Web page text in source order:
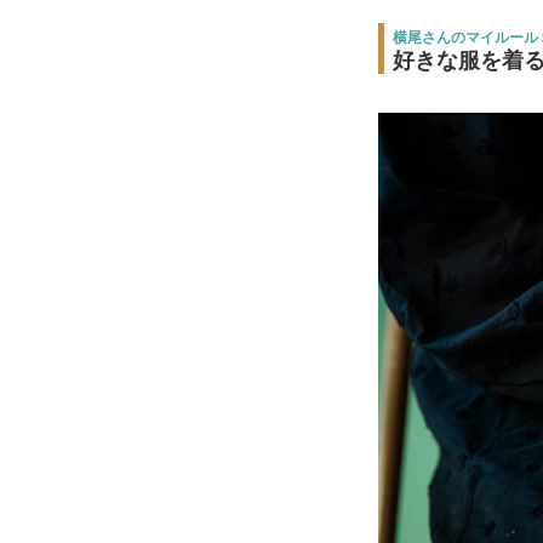
横尾さんのマイルール
好きな服を着